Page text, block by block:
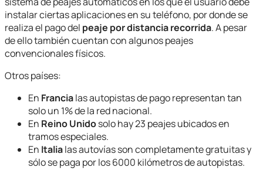
instalar ciertas aplicaciones en su teléfono, por donde se
realiza el pago del peaje por distancia recorrida. A pesar
de ello también cuentan con algunos peajes
convencionales físicos.
Otros países:
En Francialas autopistas de pago representan tan
solo un 1% de la red nacional.
En Reino Unidosolo hay 23 peajes ubicados en
tramos especiales.
En Italialas autovías son completamente gratuitas y
sólo se paga por los 6000 kilómetros de autopistas.